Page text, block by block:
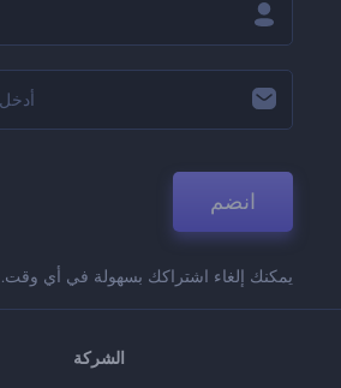
انضم
يمكنك إلغاء اشتراكك بسهولة في أي وقت.
الشركة